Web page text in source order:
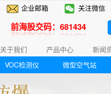
企业邮箱 关注微信
前海股交码：681434
关于我们 产品中心 新闻
VOC检测仪 微型空气站